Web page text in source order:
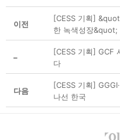
이전
[CESS 기획]
한 녹색성장&quot;
–
[CESS 기획] GCF
다
다음
[CESS 기획]
나선 한국